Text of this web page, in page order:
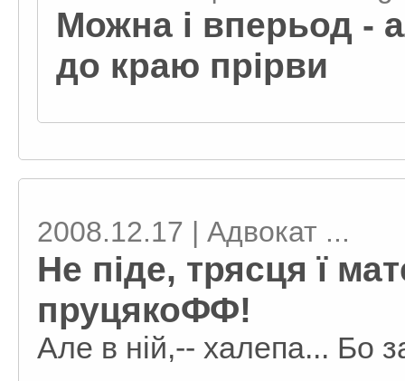
Можна і вперьод -
до краю прірви
2008.12.17 | Адвокат ...
Не піде, трясця ї
пруцякоФФ!
Але в ній,-- халепа... Бо